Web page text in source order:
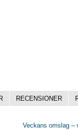
RECENSIONER
Veckans omslag –